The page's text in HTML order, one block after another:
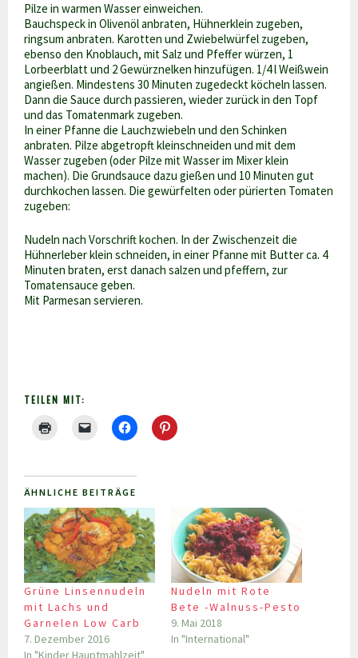
Pilze in warmen Wasser einweichen.
Bauchspeck in Olivenöl anbraten, Hühnerklein zugeben,
ringsum anbraten. Karotten und Zwiebelwürfel zugeben,
ebenso den Knoblauch, mit Salz und Pfeffer würzen, 1
Lorbeerblatt und 2 Gewürznelken hinzufügen. 1/4 l Weißwein
angießen. Mindestens 30 Minuten zugedeckt köcheln lassen.
Dann die Sauce durch passieren, wieder zurück in den Topf
und das Tomatenmark zugeben.
In einer Pfanne die Lauchzwiebeln und den Schinken
anbraten. Pilze abgetropft kleinschneiden und mit dem
Wasser zugeben (oder Pilze mit Wasser im Mixer klein
machen). Die Grundsauce dazu gießen und 10 Minuten gut
durchkochen lassen. Die gewürfelten oder pürierten Tomaten
zugeben:
Nudeln nach Vorschrift kochen. In der Zwischenzeit die
Hühnerleber klein schneiden, in einer Pfanne mit Butter ca. 4
Minuten braten, erst danach salzen und pfeffern, zur
Tomatensauce geben.
Mit Parmesan servieren.
TEILEN MIT:
ÄHNLICHE BEITRÄGE
Grüne Linsennudeln
mit Lachs und
Garnelen Low Carb
7. Dezember 2016
In "Kinder Hauptmahlzeit"
Nudeln mit Rote
Bete -Walnuss-Pesto
9. Mai 2018
In "International"